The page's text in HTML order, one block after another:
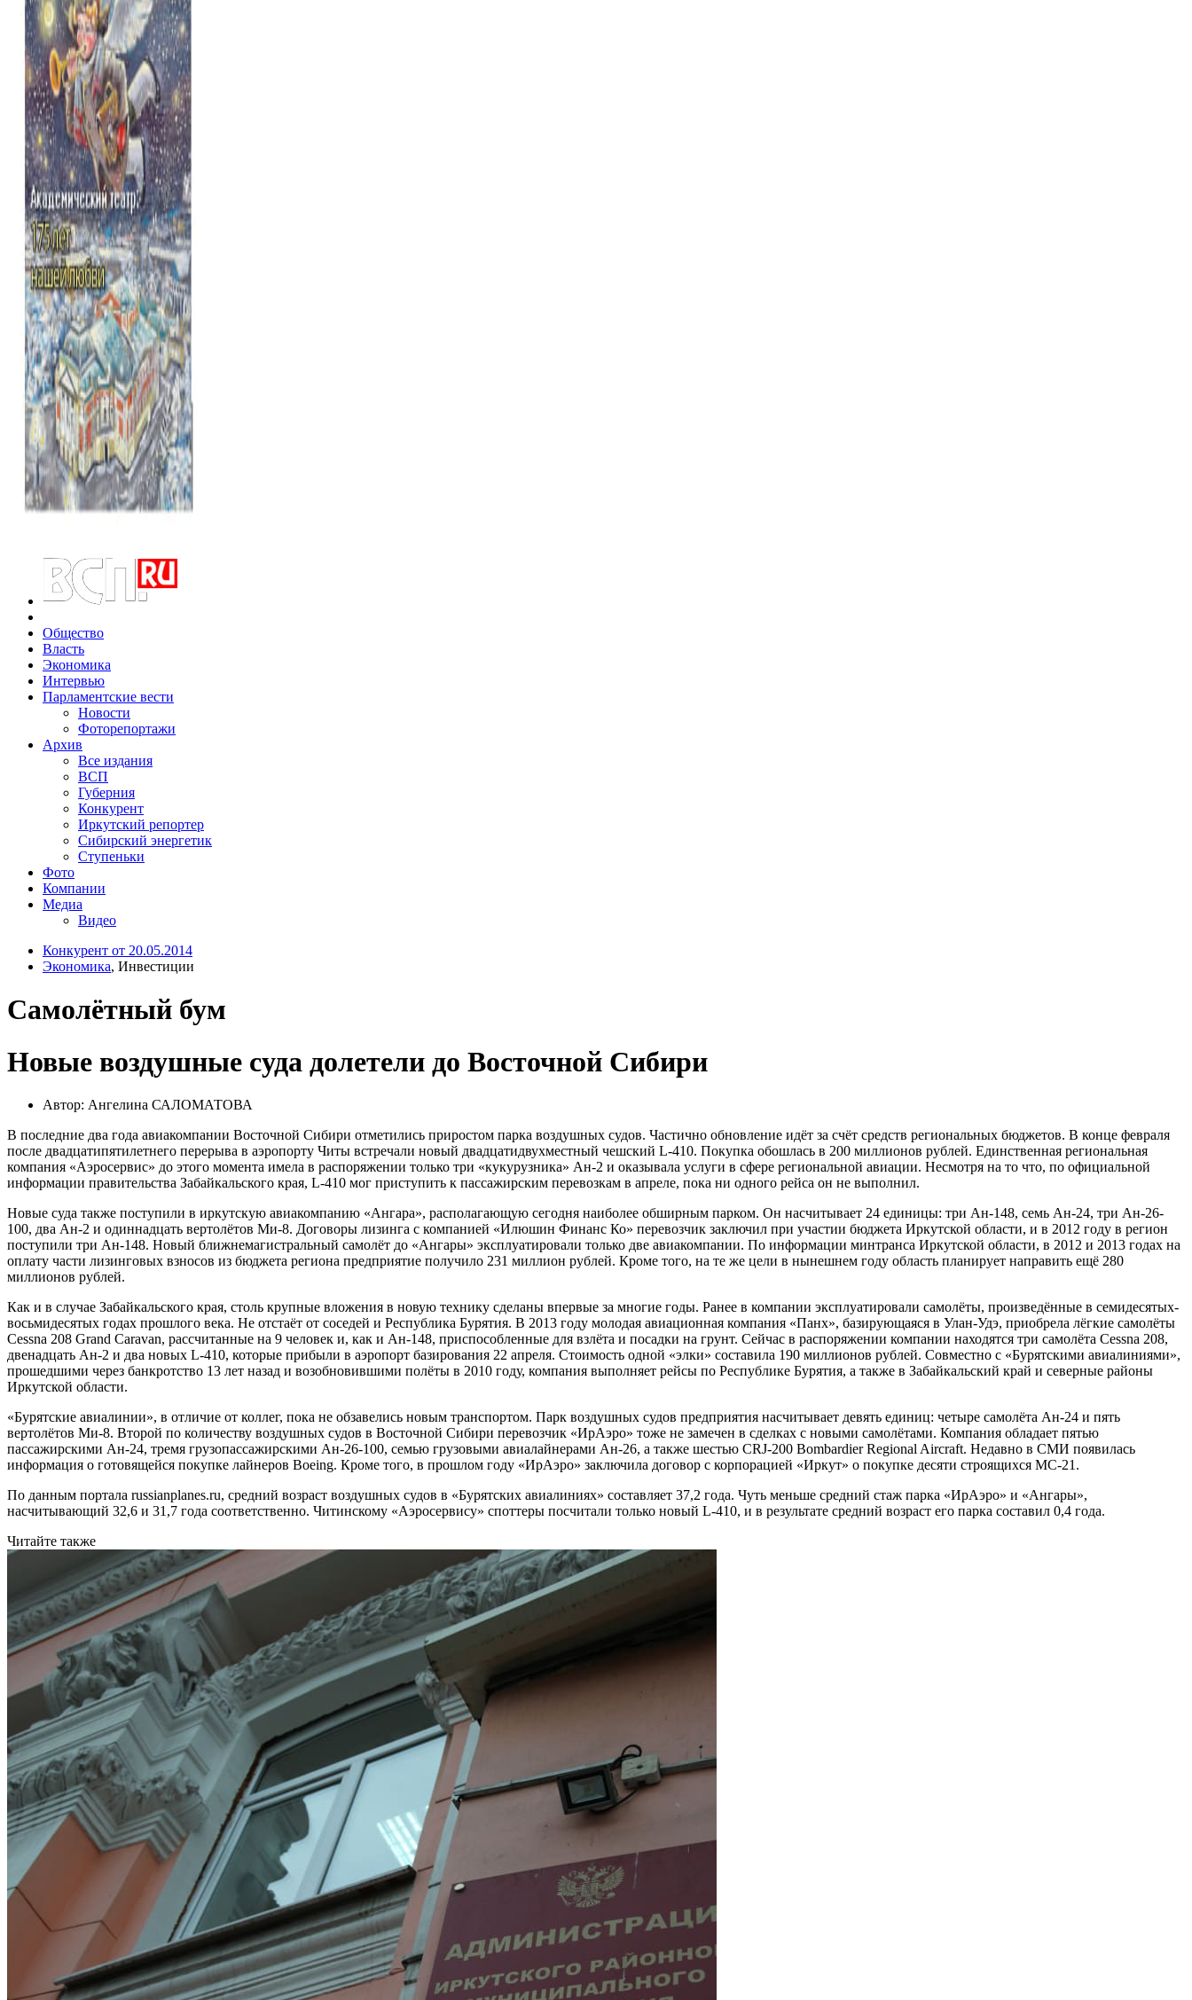
Общество
Власть
Экономика
Интервью
Парламентские вести
Новости
Фоторепортажи
Архив
Все издания
ВСП
Губерния
Конкурент
Иркутский репортер
Сибирский энергетик
Ступеньки
Фото
Компании
Медиа
Видео
Конкурент от 20.05.2014
Экономика, Инвестиции
Самолётный бум
Новые воздушные суда долетели до Восточной Сибири
Автор: Ангелина САЛОМАТОВА
В последние два года авиакомпании Восточной Сибири отметились приростом парка воздушных судов. Частично обновление идёт за счёт средств региональных бюджетов. В конце февраля
после двадцатипятилетнего перерыва в аэропорту Читы встречали новый двадцатидвухместный чешский L-410. Покупка обошлась в 200 миллионов рублей. Единственная региональная
компания «Аэросервис» до этого момента имела в распоряжении только три «кукурузника» Ан-2 и оказывала услуги в сфере региональной авиации. Несмотря на то что, по официальной
информации правительства Забайкальского края, L-410 мог приступить к пассажирским перевозкам в апреле, пока ни одного рейса он не выполнил.
Новые суда также поступили в иркутскую авиакомпанию «Ангара», располагающую сегодня наиболее обширным парком. Он насчитывает 24 единицы: три Ан-148, семь Ан-24, три Ан-26-
100, два Ан-2 и одиннадцать вертолётов Ми-8. Договоры лизинга с компанией «Илюшин Финанс Ко» перевозчик заключил при участии бюджета Иркутской области, и в 2012 году в регион
поступили три Ан-148. Новый ближнемагистральный самолёт до «Ангары» эксплуатировали только две авиакомпании. По информации минтранса Иркутской области, в 2012 и 2013 годах на
оплату части лизинговых взносов из бюджета региона предприятие получило 231 миллион рублей. Кроме того, на те же цели в нынешнем году область планирует направить ещё 280
миллионов рублей.
Как и в случае Забайкальского края, столь крупные вложения в новую технику сделаны впервые за многие годы. Ранее в компании эксплуатировали самолёты, произведённые в семидесятых-
восьмидесятых годах прошлого века. Не отстаёт от соседей и Республика Бурятия. В 2013 году молодая авиационная компания «Панх», базирующаяся в Улан-Удэ, приобрела лёгкие самолёты
Cessna 208 Grand Caravan, рассчитанные на 9 человек и, как и Ан-148, приспособленные для взлёта и посадки на грунт. Сейчас в распоряжении компании находятся три самолёта Cessna 208,
двенадцать Ан-2 и два новых L-410, которые прибыли в аэропорт базирования 22 апреля. Стоимость одной «элки» составила 190 миллионов рублей. Совместно с «Бурятскими авиалиниями»,
прошедшими через банкротство 13 лет назад и возобновившими полёты в 2010 году, компания выполняет рейсы по Республике Бурятия, а также в Забайкальский край и северные районы
Иркутской области.
«Бурятские авиалинии», в отличие от коллег, пока не обзавелись новым транспортом. Парк воздушных судов предприятия насчитывает девять единиц: четыре самолёта Ан-24 и пять
вертолётов Ми-8. Второй по количеству воздушных судов в Восточной Сибири перевозчик «ИрАэро» тоже не замечен в сделках с новыми самолётами. Компания обладает пятью
пассажирскими Ан-24, тремя грузопассажирскими Ан-26-100, семью грузовыми авиалайнерами Ан-26, а также шестью CRJ-200 Bombardier Regional Aircraft. Недавно в СМИ появилась
информация о готовящейся покупке лайнеров Boeing. Кроме того, в прошлом году «ИрАэро» заключила договор с корпорацией «Иркут» о покупке десяти строящихся МС-21.
По данным портала russianplanes.ru, средний возраст воздушных судов в «Бурятских авиалиниях» составляет 37,2 года. Чуть меньше средний стаж парка «ИрАэро» и «Ангары»,
насчитывающий 32,6 и 31,7 года соответственно. Читинскому «Аэросервису» споттеры посчитали только новый L-410, и в результате средний возраст его парка составил 0,4 года.
Читайте также